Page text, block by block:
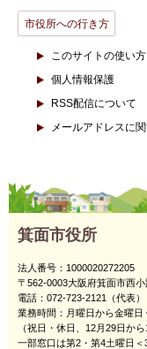
市役所への行き方
このサイトの使い
個人情報保護
RSS配信について
メールアドレスに
箕面市役所
法人番号：1000020272205
〒562-0003大阪府箕面市西
電話：072-723-2121（代表）
業務時間：月曜日から金曜
（祝日・休日、12月29日から
一部窓口は第2・第4土曜日＜